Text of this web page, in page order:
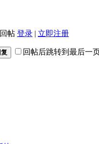
帖 登录 | 立即注册
回帖后跳转到最后一